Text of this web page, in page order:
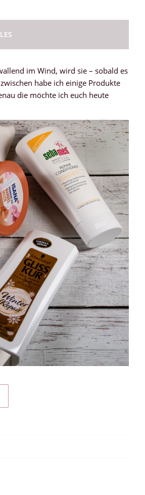
im Wind, wird sie – sobald es
habe ich einige Produkte
die möchte ich euch heute